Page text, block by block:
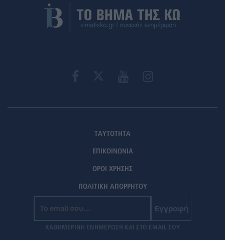
ΤΑΥΤΟΤΗΤΑ
ΕΠΙΚΟΙΝΩΝΙΑ
ΟΡΟΙ ΧΡΗΣΗΣ
ΠΟΛΙΤΙΚΗ ΑΠΟΡΡΗΤΟΥ
Εγγραφή
ΚΑΘΗΜΕΡΙΝΗ ΕΝΗΜΕΡΩΣΗ ΚΑΙ ΣΤΟ EMAIL ΣΟΥ